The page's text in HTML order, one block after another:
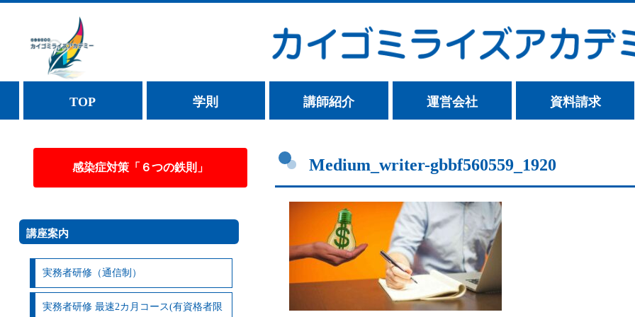
TOP 学則 講師紹介 運営会社 資料請求
Medium_writer-gbbf560559_1920
感染症対策「６つの鉄則」
講座案内
実務者研修（通信制）
実務者研修 最速2カ月コース(有資格者限